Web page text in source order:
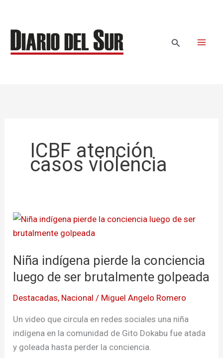
contenido
Buscar
ICBF atención
casos violencia
Niña indígena pierde la conciencia
luego de ser brutalmente golpeada
Destacadas, Nacional / Miguel Angelo Romero
Un video que circula en redes sociales una niña
indígena en la comunidad de Gito Dokabu fue atada
y goleada hasta perder la conciencia.
Niña
indígena
la
conciencia
de
ser
brutalmente
golpeada